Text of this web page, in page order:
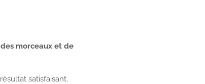
morceaux et de
satisfaisant.